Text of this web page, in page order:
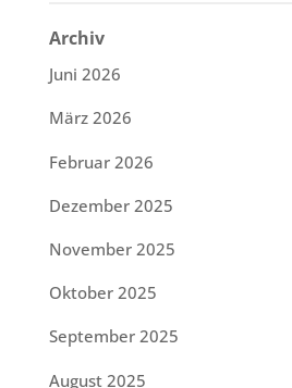
Archiv
Juni 2026
März 2026
Februar 2026
Dezember 2025
November 2025
Oktober 2025
September 2025
August 2025